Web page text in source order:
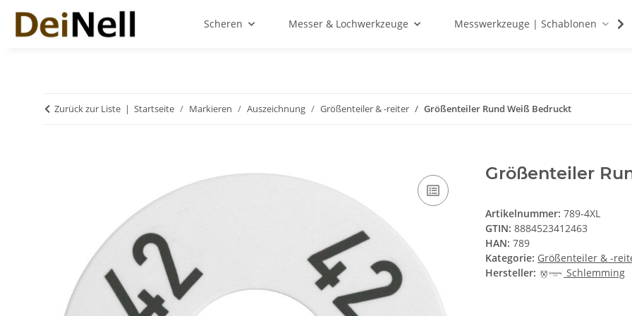
Scheren Messer & Lochwerkzeuge Messwerkzeuge | Schablonen
Zurück zur Liste Startseite Markieren Auszeichnung Größenteiler & -reiter Größenteiler Rund Weiß Bedruckt
Größenteiler
Artikelnummer: 789-4XL
GTIN: 8884523412463
HAN: 789
Kategorie: Größenteiler & -
Hersteller:
Schlemming